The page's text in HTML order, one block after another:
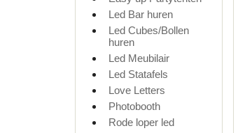
Led Bar huren
Led Cubes/Bollen
huren
Led Meubilair
Led Statafels
Love Letters
Photobooth
Rode loper led